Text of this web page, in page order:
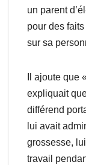
un parent
pour des
sur sa
Il ajoute que
expliquait
différend
lui avait
grossesse,
travail